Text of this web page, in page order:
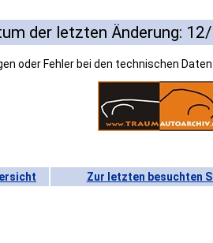
der letzten Änderung:
oder Fehler bei den technischen
Zur letzten besuchten